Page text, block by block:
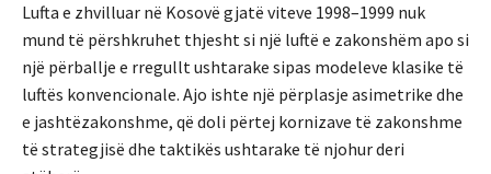
Lufta e zhvilluar në Kosovë gjatë viteve 1998–1999 nuk
mund të përshkruhet thjesht si një luftë e zakonshëm apo si
një përballje e rregullt ushtarake sipas modeleve klasike të
luftës konvencionale. Ajo ishte një përplasje asimetrike dhe
e jashtëzakonshme, që doli përtej kornizave të zakonshme
të strategjisë dhe taktikës ushtarake të njohur deri